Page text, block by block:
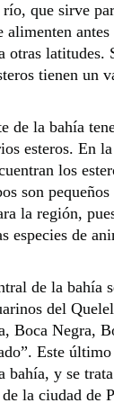
que sirve
alimenten
otras latitudes.
tienen un
de la bahía
esteros. En
los
son
la región,
especies de
de la bahía
del
Boca Negra,
Este
bahía, y se
la ciudad de